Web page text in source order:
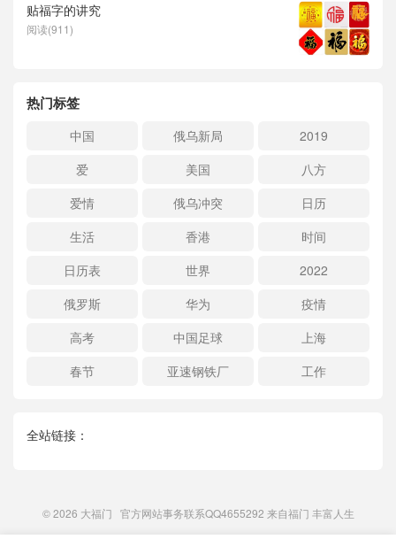
贴福字的讲究
阅读(911)
热门标签
中国 俄乌新局
2019
爱
美国
八方
爱情
俄乌冲突
日历
生活
香港
时间
日历表
世界
2022
俄罗斯
华为
疫情
高考
中国足球
上海
春节
亚速钢铁厂 工作
全站链接：
© 2026 大福门 官方网站事务联系QQ4655292 来自福门 丰富人生